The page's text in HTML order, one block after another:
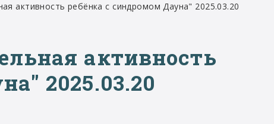
активность ребёнка с синдромом Дауна" 2025.03.20
активность
2025.03.20